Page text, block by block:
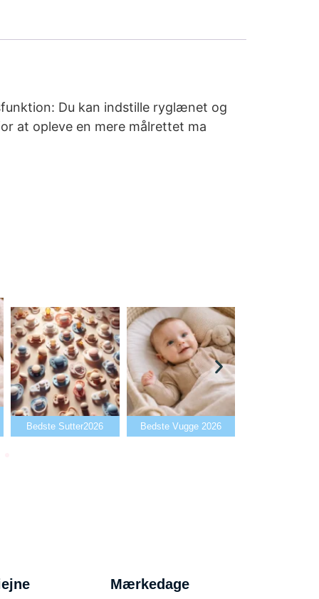
Du kan indstille ryglænet og
at opleve en mere målrettet ma
Bedste Sutter2026 Bedste Vugge 2026
Mærkedage